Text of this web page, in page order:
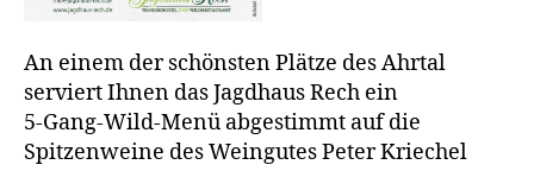
An einem der schönsten Plätze des Ahrtal
serviert Ihnen das Jagdhaus Rech ein
5-Gang-Wild-Menü abgestimmt auf die
Spitzenweine des Weingutes Peter Kriechel